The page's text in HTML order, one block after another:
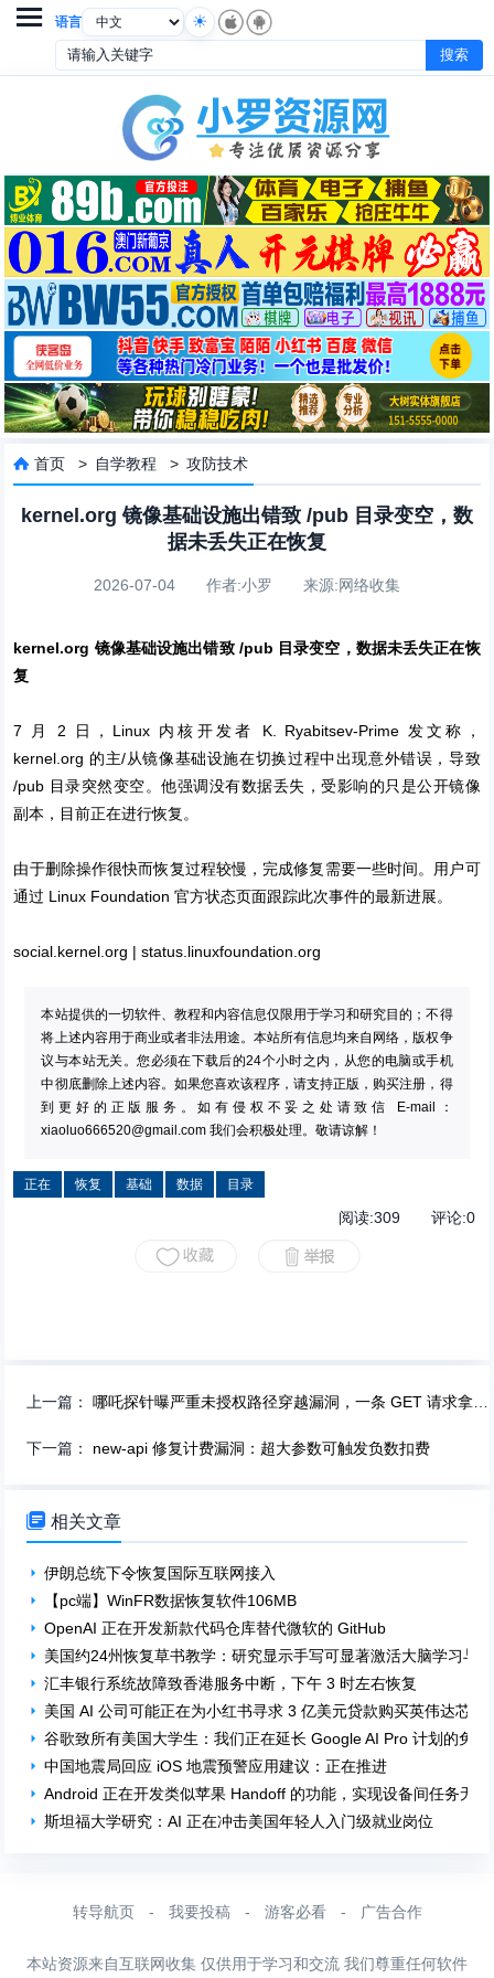
语言

 首页 > 自学教程 >攻防技术
kernel.org 镜像基础设施出错致 /pub 目录变空，数
据未丢失正在恢复
2026-07-04 作者:小罗 来源:网络收集
kernel.org 镜像基础设施出错致 /pub 目录变空，数据未丢失正在恢
复
7 月 2 日，Linux 内核开发者 K. Ryabitsev-Prime 发文称，
kernel.org 的主/从镜像基础设施在切换过程中出现意外错误，导致
/pub 目录突然变空。他强调没有数据丢失，受影响的只是公开镜像
副本，目前正在进行恢复。
由于删除操作很快而恢复过程较慢，完成修复需要一些时间。用户可
通过 Linux Foundation 官方状态页面跟踪此次事件的最新进展。
social.kernel.org |status.linuxfoundation.org
本站提供的一切软件、教程和内容信息仅限用于学习和研究目的；不得
将上述内容用于商业或者非法用途。本站所有信息均来自网络，版权争
议与本站无关。您必须在下载后的24个小时之内，从您的电脑或手机
中彻底删除上述内容。如果您喜欢该程序，请支持正版，购买注册，得
到更好的正版服务。如有侵权不妥之处请致信 E-mail：
xiaoluo666520@gmail.com 我们会积极处理。敬请谅解！
正在 恢复 基础 数据 目录
阅读:309评论:0
上一篇：哪吒探针曝严重未授权路径穿越漏洞，一条 GET 请求拿下管理员。
下一篇： new-api 修复计费漏洞：超大参数可触发负数扣费
 相关文章
伊朗总统下令恢复国际互联网接入
【pc端】WinFR数据恢复软件106MB
OpenAI 正在开发新款代码仓库替代微软的 GitHub
美国约24州恢复草书教学：研究显示手写可显著激活大脑学习与
汇丰银行系统故障致香港服务中断，下午 3 时左右恢复
美国 AI 公司可能正在为小红书寻求 3 亿美元贷款购买英伟达芯片
谷歌致所有美国大学生：我们正在延长 Google AI Pro 计划的免
中国地震局回应 iOS 地震预警应用建议：正在推进
Android 正在开发类似苹果 Handoff 的功能，实现设备间任务无
斯坦福大学研究：AI 正在冲击美国年轻人入门级就业岗位
转导航页 - 我要投稿 - 游客必看 - 广告合作
本站资源来自互联网收集 仅供用于学习和交流 我们尊重任何软件